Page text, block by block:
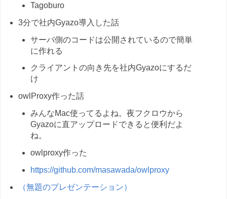
Tagoburo
3分で社内Gyazo導入した話
サーバ側のコードは公開されているので簡単
に作れる
クライアントの向き先を社内Gyazoにするだ
け
owlProxy作った話
みんなMac使ってるよね。夜フクロウから
Gyazoに直アップロードできると便利だよ
ね。
owlproxy作った
https://github.com/masawada/owlproxy
（無題のプレゼンテーション）